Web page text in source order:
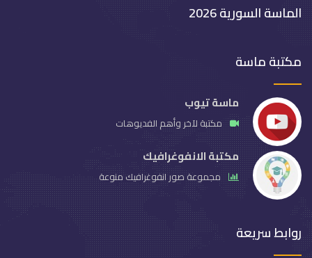
الماسة السورية 2026
مكتبة ماسة
ماسة تيوب
مكتبة لآخر وأهم الفديوهات
مكتبة الانفوغرافيك
مجموعة صور انفوغرافيك منوعة
روابط سريعة